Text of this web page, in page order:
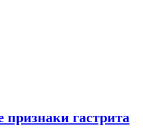
гастрита